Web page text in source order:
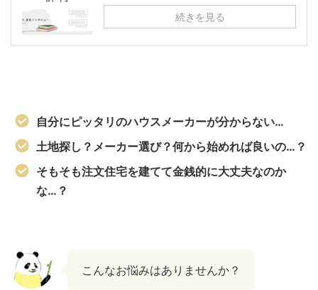
続きを見る
自分にピッタリのハウスメーカーが分からない…
土地探し？メーカー選び？何から始めれば良いの…？
そもそも注文住宅を建てて金銭的に大丈夫なのか
な…？
こんなお悩みはありませんか？